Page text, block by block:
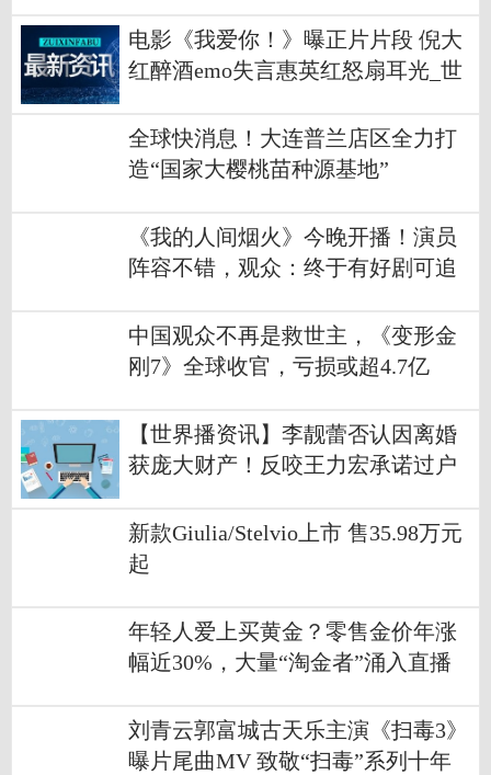
电影《我爱你！》曝正片片段 倪大
红醉酒emo失言惠英红怒扇耳光_世
全球快消息！大连普兰店区全力打
造“国家大樱桃苗种源基地”
《我的人间烟火》今晚开播！演员
阵容不错，观众：终于有好剧可追
中国观众不再是救世主，《变形金
刚7》全球收官，亏损或超4.7亿
【世界播资讯】李靓蕾否认因离婚
获庞大财产！反咬王力宏承诺过户
新款Giulia/Stelvio上市 售35.98万元
起
年轻人爱上买黄金？零售金价年涨
幅近30%，大量“淘金者”涌入直播
刘青云郭富城古天乐主演《扫毒3》
曝片尾曲MV 致敬“扫毒”系列十年